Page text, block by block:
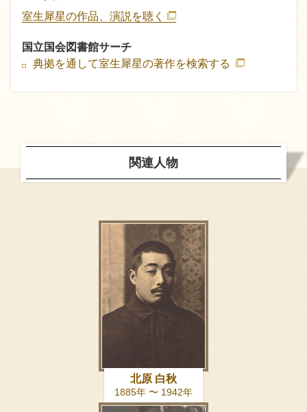
室生犀星の作品、演説を聴く
国立国会図書館サーチ
典拠を通して室生犀星の著作を検索する
関連人物
北原 白秋
1885年 〜 1942年